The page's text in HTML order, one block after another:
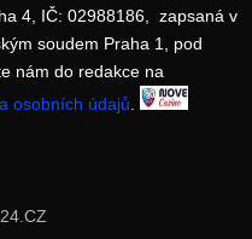
4, IČ: 02988186, zapsaná v
soudem Praha 1, pod
nám do redakce na
osobních údajů.